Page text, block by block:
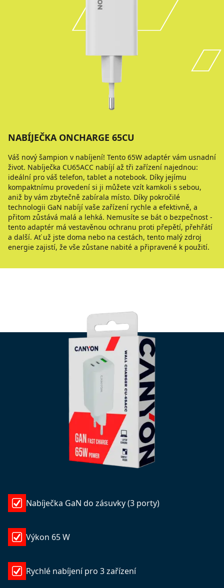
NABÍJEČKA ONCHARGE 65CU
Váš nový šampion v nabíjení! Tento 65W adaptér vám usnadní
život. Nabíječka CU65ACC nabíjí až tři zařízení najednou:
ideální pro váš telefon, tablet a notebook. Díky jejímu
kompaktnímu provedení si ji můžete vzít kamkoli s sebou,
aniž by vám zbytečně zabírala místo. Díky pokročilé
technologii GaN nabíjí vaše zařízení rychle a efektivně, a
přitom zůstává malá a lehká. Nemusíte se bát o bezpečnost -
tento adaptér má vestavěnou ochranu proti přepětí, přehřátí
a další. Ať už jste doma nebo na cestách, tento malý zdroj
energie zajistí, že vše zůstane nabité a připravené k použití.
Nabíječka GaN do zásuvky (3 porty)
Výkon 65 W
Rychlé nabíjení pro 3 zařízení